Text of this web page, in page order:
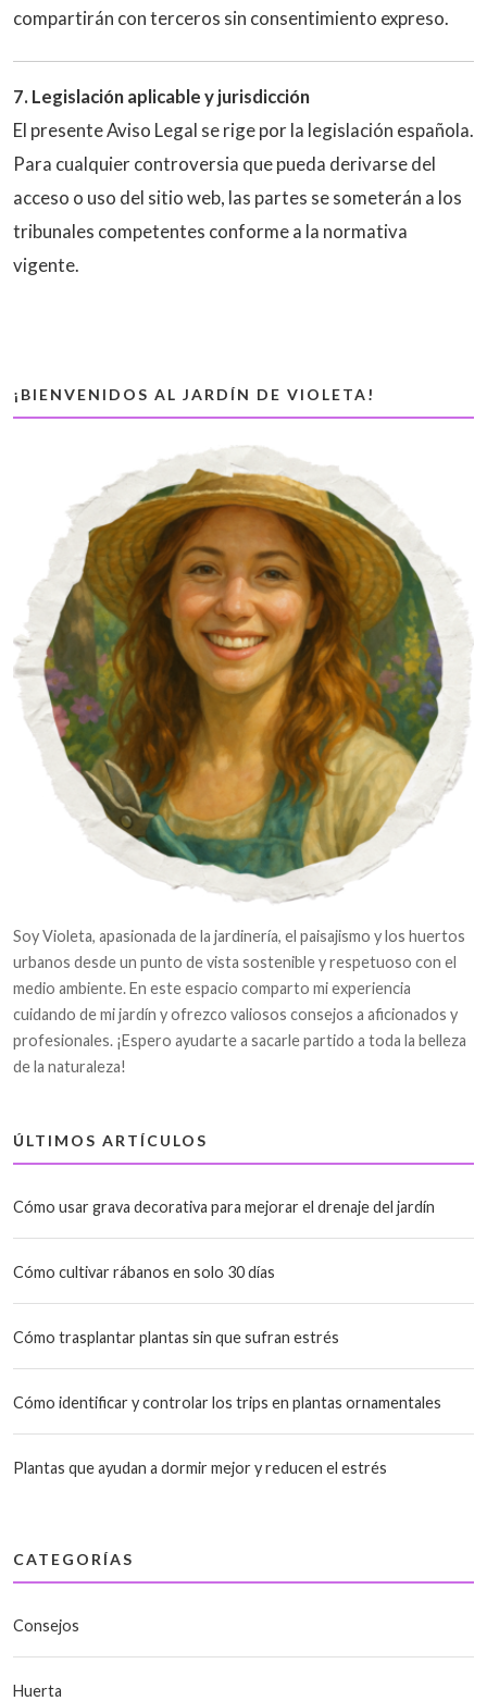
compartirán con terceros sin consentimiento expreso.
7. Legislación aplicable y jurisdicción
El presente Aviso Legal se rige por la legislación española.
Para cualquier controversia que pueda derivarse del
acceso o uso del sitio web, las partes se someterán a los
tribunales competentes conforme a la normativa
vigente.
¡BIENVENIDOS AL JARDÍN DE VIOLETA!
Soy Violeta, apasionada de la jardinería, el paisajismo y los huertos
urbanos desde un punto de vista sostenible y respetuoso con el
medio ambiente. En este espacio comparto mi experiencia
cuidando de mi jardín y ofrezco valiosos consejos a aficionados y
profesionales. ¡Espero ayudarte a sacarle partido a toda la belleza
de la naturaleza!
ÚLTIMOS ARTÍCULOS
Cómo usar grava decorativa para mejorar el drenaje del jardín
Cómo cultivar rábanos en solo 30 días
Cómo trasplantar plantas sin que sufran estrés
Cómo identificar y controlar los trips en plantas ornamentales
Plantas que ayudan a dormir mejor y reducen el estrés
CATEGORÍAS
Consejos
Huerta